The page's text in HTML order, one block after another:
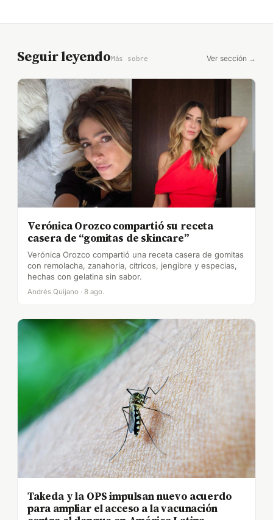
Seguir leyendoMás sobre Ver sección →
Verónica Orozco compartió su receta
casera de “gomitas de skincare”
Verónica Orozco compartió una receta casera de gomitas
con remolacha, zanahoria, cítricos, jengibre y especias,
hechas con gelatina sin sabor.
Andrés Quijano · 8 ago.
Takeda y la OPS impulsan nuevo acuerdo
para ampliar el acceso a la vacunación